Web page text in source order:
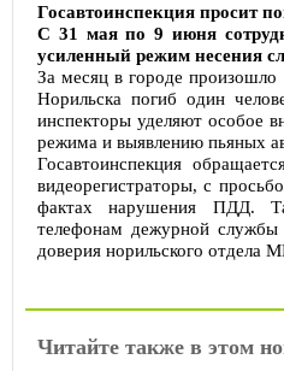
Госавтоинспекция просит
С 31 мая по 9 июня
усиленный режим несения
За месяц в городе
Норильска погиб один
инспекторы уделяют особое
режима и выявлению пьяных
Госавтоинспекция
видеорегистраторы, с
фактах нарушения ПДД.
телефонам дежурной
доверия норильского отдела
Читайте также в этом